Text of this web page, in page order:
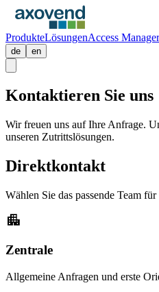
ProdukteLösungenAccess Manager
de en
Kontaktieren Sie uns
Wir freuen uns auf Ihre Anfrage.
unseren Zutrittslösungen.
Direktkontakt
Wählen Sie das passende Team
apartment
Zentrale
Allgemeine Anfragen und erste